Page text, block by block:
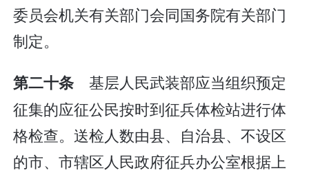
委员会机关有关部门会同国务院有关部门
制定。
第二十条 基层人民武装部应当组织预定
征集的应征公民按时到征兵体检站进行体
格检查。送检人数由县、自治县、不设区
的市、市辖区人民政府征兵办公室根据上